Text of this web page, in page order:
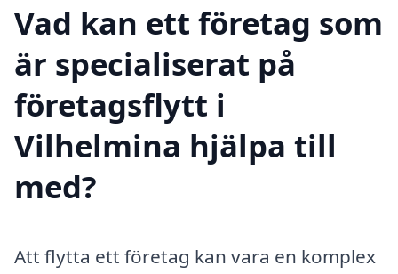
Vad kan ett företag som
är specialiserat på
företagsflytt i
Vilhelmina hjälpa till
med?
Att flytta ett företag kan vara en komplex